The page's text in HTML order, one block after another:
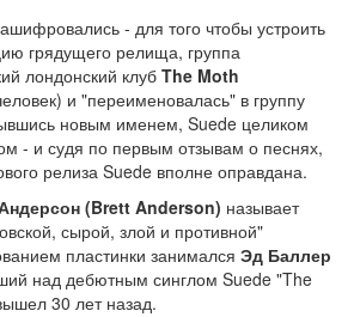
- для того чтобы устроить
грядущего релища, группа
лондонский клуб The Moth
и "переименовалась" в группу
новым именем, Suede целиком
- и судя по первым отзывам о песнях,
релиза Suede вполне оправдана.
(Brett Anderson) называет
сырой, злой и противной"
пластинки занимался Эд Баллер
над дебютным синглом Suede "The
30 лет назад.